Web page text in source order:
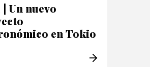
Un nuevo
en Tokio